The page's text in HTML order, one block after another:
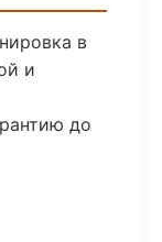
в
и
до